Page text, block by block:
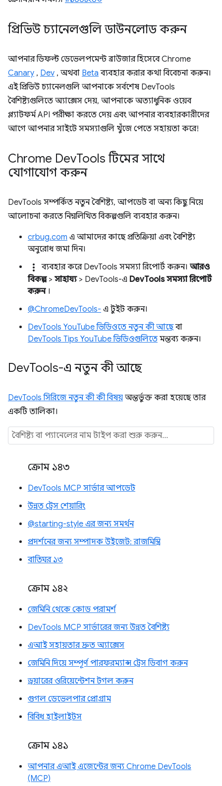
প্রিভিউ চ্যানেলগুলি ডাউনলোড করুন
আপনার ডিফল্ট ডেভেলপমেন্ট ব্রাউজার হিসেবে Chrome
Canary , Dev , অথবা Beta ব্যবহার করার কথা বিবেচনা করুন।
এই প্রিভিউ চ্যানেলগুলি আপনাকে সর্বশেষ DevTools
বৈশিষ্ট্যগুলিতে অ্যাক্সেস দেয়, আপনাকে অত্যাধুনিক ওয়েব
প্ল্যাটফর্ম API পরীক্ষা করতে দেয় এবং আপনার ব্যবহারকারীদের
আগে আপনার সাইটে সমস্যাগুলি খুঁজে পেতে সহায়তা করে!
Chrome DevTools টিমের সাথে
যোগাযোগ করুন
DevTools সম্পর্কিত নতুন বৈশিষ্ট্য, আপডেট বা অন্য কিছু নিয়ে
আলোচনা করতে নিম্নলিখিত বিকল্পগুলি ব্যবহার করুন।
crbug.com এ আমাদের কাছে প্রতিক্রিয়া এবং বৈশিষ্ট্য
অনুরোধ জমা দিন।
more_vert ব্যবহার করে DevTools সমস্যা রিপোর্ট করুন। আরও
বিকল্প> সাহায্য> DevTools-এ DevTools সমস্যা রিপোর্ট
করুন।
@ChromeDevTools- এ টুইট করুন।
DevTools YouTube ভিডিওতে নতুন কী আছেবা
DevTools Tips YouTube ভিডিওগুলিতে মন্তব্য করুন।
DevTools-এ নতুন কী আছে
DevTools সিরিজে নতুন কী কী বিষয় অন্তর্ভুক্ত করা হয়েছে তার
একটি তালিকা।
ক্রোম ১৪৩
DevTools MCP সার্ভার আপডেট
উন্নত ট্রেস শেয়ারিং
@starting-style এর জন্য সমর্থন
প্রদর্শনের জন্য সম্পাদক উইজেট: রাজমিস্ত্রি
বাতিঘর ১৩
ক্রোম ১৪২
জেমিনি থেকে কোড পরামর্শ
DevTools MCP সার্ভারের জন্য উন্নত বৈশিষ্ট্য
এআই সহায়তার দ্রুত অ্যাক্সেস
জেমিনি দিয়ে সম্পূর্ণ পারফরম্যান্স ট্রেস ডিবাগ করুন
ড্রয়ারের ওরিয়েন্টেশন টগল করুন
গুগল ডেভেলপার প্রোগ্রাম
বিবিধ হাইলাইটস
ক্রোম ১৪১
আপনার এআই এজেন্টের জন্য Chrome DevTools
(MCP)